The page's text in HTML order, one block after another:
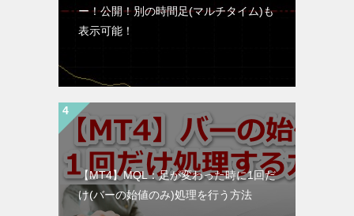
ー！公開！別の時間足(マルチタイム)も
表示可能！
【MT4】MQL：足が変わった時に1回だ
け(バーの始値のみ)処理を行う方法